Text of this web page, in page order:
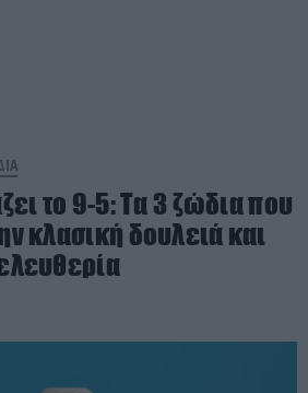
το 9-5: Τα 3 ζώδια που
κλασική δουλειά και